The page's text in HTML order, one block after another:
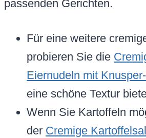
passenden Gerichten.
Für eine weitere
probieren Sie die
Eiernudeln mit
eine schöne Textur
Wenn Sie Kartoffeln
der Cremige